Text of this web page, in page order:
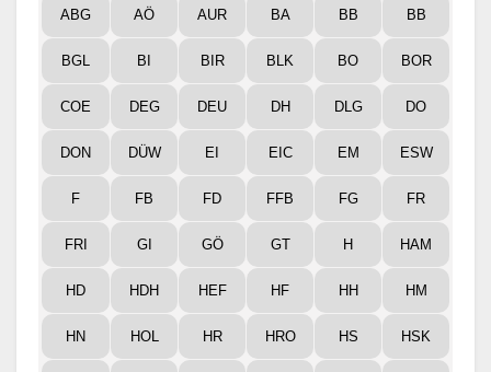
ABG AÖ AUR BA BB BB
BGL BI BIR BLK BO BOR
COE DEG DEU DH DLG DO
DON DÜW EI EIC EM ESW
F FB FD FFB FG FR
FRI GI GÖ GT H HAM
HD HDH HEF HF HH HM
HN HOL HR HRO HS HSK